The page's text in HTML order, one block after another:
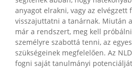
anyagot elrakni, vagy az elvégzett
visszajuttatni a tanárnak. Miután
már a rendszert, meg kell
személyre szabottá tenni, az
szükségeinek megfelelően. Az
fogni saját tanulmányi